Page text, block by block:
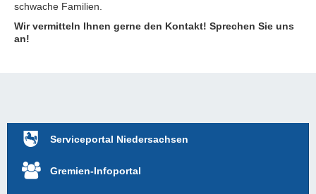
schwache Familien.
Wir vermitteln Ihnen gerne den Kontakt! Sprechen Sie uns
an!
Serviceportal Niedersachsen
Gremien-Infoportal